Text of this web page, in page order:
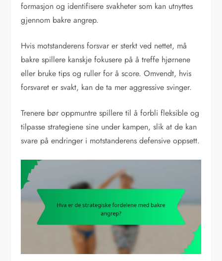
formasjon og identifisere svakheter som kan utnyttes
gjennom bakre angrep.
Hvis motstanderens forsvar er sterkt ved nettet, må
bakre spillere kanskje fokusere på å treffe hjørnene
eller bruke tips og ruller for å score. Omvendt, hvis
forsvaret er svakt, kan de ta mer aggressive svinger.
Trenere bør oppmuntre spillere til å forbli fleksible og
tilpasse strategiene sine under kampen, slik at de kan
svare på endringer i motstanderens defensive oppsett.